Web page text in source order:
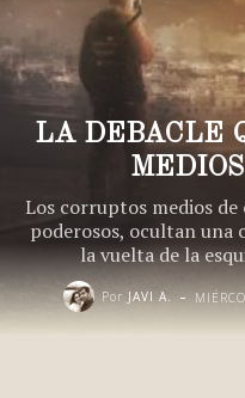
LA DEBACLE
Los corruptos medios
poderosos, ocultan una
la vuelta de la
Por JAVI A. -